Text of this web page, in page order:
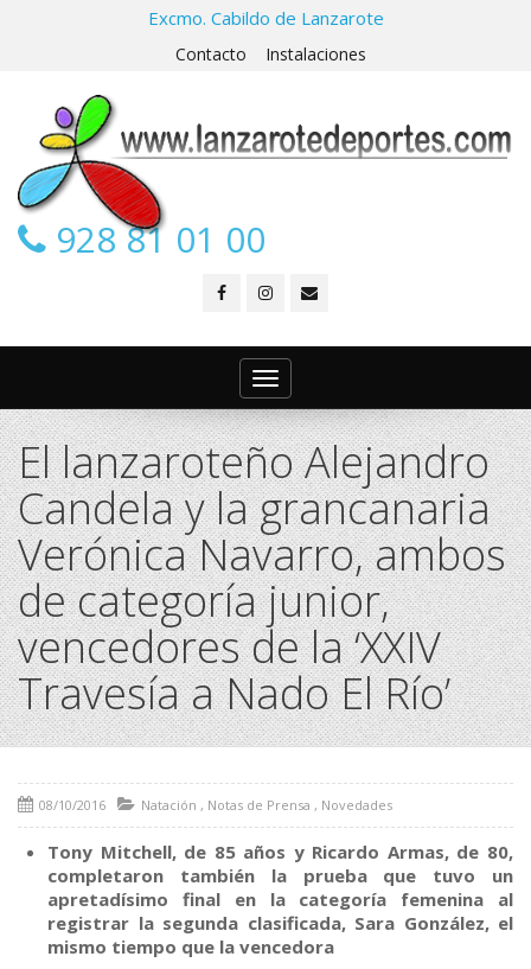
Excmo. Cabildo de Lanzarote
Contacto Instalaciones
928 81 01 00
Toggle
navigation
El lanzaroteño Alejandro
Candela y la grancanaria
Verónica Navarro, ambos
de categoría junior,
vencedores de la ‘XXIV
Travesía a Nado El Río’
08/10/2016 Natación , Notas de Prensa , Novedades
Tony Mitchell, de 85 años y Ricardo Armas, de 80,
completaron también la prueba que tuvo un
apretadísimo final en la categoría femenina al
registrar la segunda clasificada, Sara González, el
mismo tiempo que la vencedora